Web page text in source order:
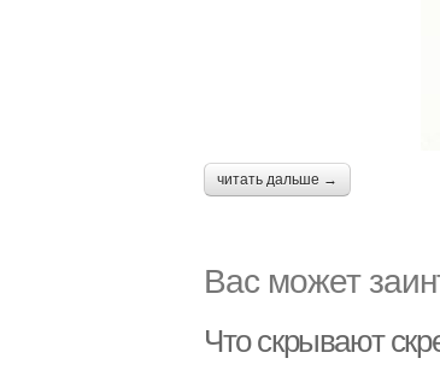
читать дальше →
Вас может
Что скрывают